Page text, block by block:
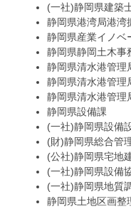
(一社)静岡県建築
静岡県港湾局港湾
静岡県産業イノベ
静岡県静岡土木事
静岡県清水港管理
静岡県清水港管理
静岡県清水港管理
静岡県設備課
(一社)静岡県設備
(財)静岡県総合管
(公社)静岡県宅地
(一社)静岡県設備
(一社)静岡県地質
静岡県土地区画整